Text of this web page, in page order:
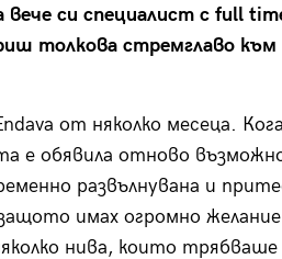
вече си специалист с full
толкова стремглаво към
от няколко месеца.
е обявила отново
развълнувана и
имах огромно
нива, които трябваше